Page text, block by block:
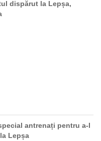
dispărut la Lepșa,
antrenați pentru a-l
Lepșa